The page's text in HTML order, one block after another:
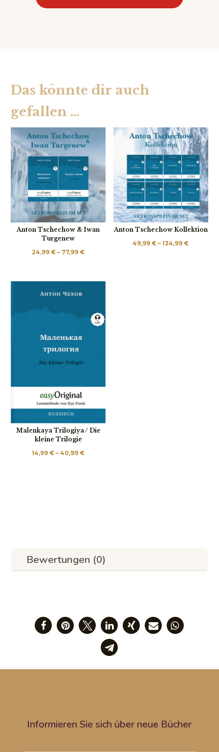
Das könnte dir auch
gefallen …
Anton Tschechow & Iwan
Turgenew
24,99€ – 77,99€Preisspanne:
Anton Tschechow Kollektion
49,99€ –134,99€
Malenkaya Trilogiya / Die
kleine Trilogie
14,99€ –40,99€Preisspanne:
Bewertungen (0)
Informieren Sie sich über neue Bücher